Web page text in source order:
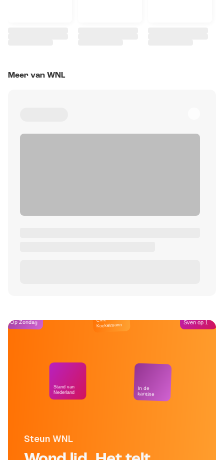
Meer van WNL
Steun WNL
Op Zondag
Stand van
Nederland
Café
Kockelmann
In de
kantine
Sven op 1